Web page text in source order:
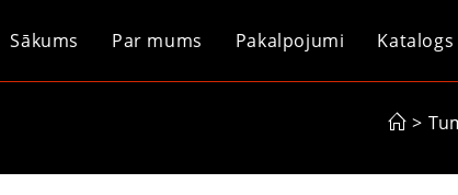
Sākums Par mums Pakalpojumi Katalogs
>